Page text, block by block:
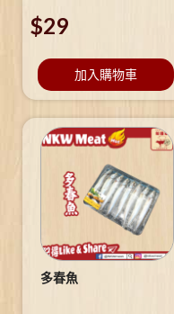
$29
加入購物車
多春魚